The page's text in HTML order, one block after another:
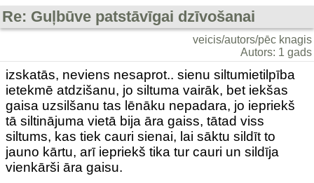
Re: Guļbūve patstāvīgai dzīvošanai
veicis/autors/pēc knagis
Autors: 1 gads
izskatās, neviens nesaprot.. sienu siltumietilpība
ietekmē atdzišanu, jo siltuma vairāk, bet iekšas
gaisa uzsilšanu tas lēnāku nepadara, jo iepriekš
tā siltinājuma vietā bija āra gaiss, tātad viss
siltums, kas tiek cauri sienai, lai sāktu sildīt to
jauno kārtu, arī iepriekš tika tur cauri un sildīja
vienkārši āra gaisu.